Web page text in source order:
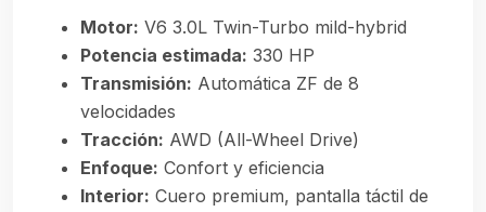
Motor: V6 3.0L Twin-Turbo mild-hybrid
Potencia estimada: 330 HP
Transmisión: Automática ZF de 8
velocidades
Tracción: AWD (All-Wheel Drive)
Enfoque: Confort y eficiencia
Interior: Cuero premium, pantalla táctil de